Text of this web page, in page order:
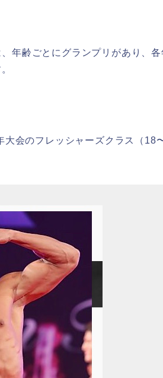
年齢ごとにグランプリがあり、
会のフレッシャーズクラス（18